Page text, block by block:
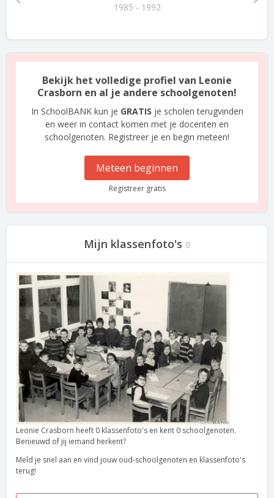
1985 - 1992
Bekijk het volledige profiel van Leonie
Crasborn en al je andere schoolgenoten!
In SchoolBANK kun je GRATIS je scholen terugvinden
en weer in contact komen met je docenten en
schoolgenoten. Registreer je en begin meteen!
Meteen beginnen
Registreer gratis
Mijn klassenfoto's 0
Leonie Crasborn heeft 0 klassenfoto's en kent 0 schoolgenoten.
Benieuwd of jij iemand herkent?
Meld je snel aan en vind jouw oud-schoolgenoten en klassenfoto's
terug!